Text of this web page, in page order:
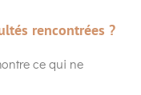
rencontrées ?
ce qui ne